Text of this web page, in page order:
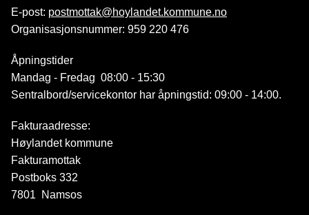
E-post: postmottak@hoylandet.kommune.no
Organisasjonsnummer: 959 220 476
Åpningstider
Mandag - Fredag 08:00 - 15:30
Sentralbord/servicekontor har åpningstid: 09:00 - 14:00.
Fakturaadresse:
Høylandet kommune
Fakturamottak
Postboks 332
7801 Namsos